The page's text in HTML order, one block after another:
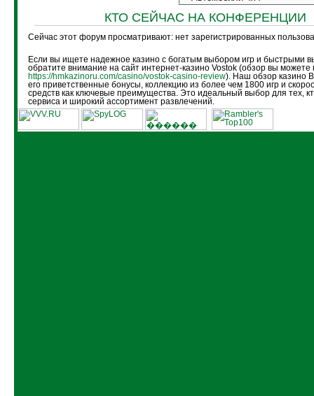
КТО СЕЙЧАС НА КОНФЕРЕНЦИИ
Сейчас этот форум просматривают: нет зарегистрированных
Если вы ищете надежное казино с богатым выбором игр и быстрыми
обратите внимание на сайт интернет-казино Vostok (обзор вы можете
https://hmkazinoru.com/casino/vostok-casino-review). Наш обзор казино
его приветственные бонусы, коллекцию из более чем 1800 игр и
средств как ключевые преимущества. Это идеальный выбор для тех,
сервиса и широкий ассортимент развлечений.